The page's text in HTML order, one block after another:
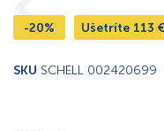
-20% Ušetríte 113 €
SKU SCHELL 002420699